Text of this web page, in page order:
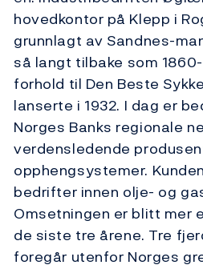
hovedkontor på Klepp i
grunnlagt av Sandnes-
så langt tilbake som
forhold til Den Beste
lanserte i 1932. I dag er
Norges Banks regionale
verdensledende
opphengsystemer.
bedrifter innen olje- og
Omsetningen er blitt mer
de siste tre årene. Tre
foregår utenfor Norges